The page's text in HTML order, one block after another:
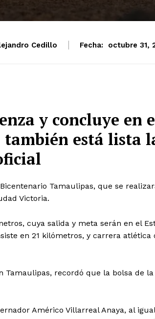
Cedillo Fecha: octubre 31,
y concluye en
también está lista
Tamaulipas, que se
Victoria.
cuya salida y meta serán en el
en 21 kilómetros, y carrera atlética
Tamaulipas, recordó que la bolsa de
Américo Villarreal Anaya, al